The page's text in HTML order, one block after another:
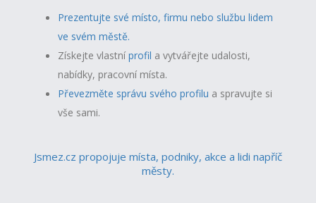
Prezentujte své místo, firmu nebo službu lidem
ve svém městě.
Získejte vlastníprofil a vytvářejte udalosti,
nabídky, pracovní místa.
Převezměte správu svého profilu a spravujte si
vše sami.
Jsmez.cz propojuje místa, podniky, akce a lidi napříč
městy.